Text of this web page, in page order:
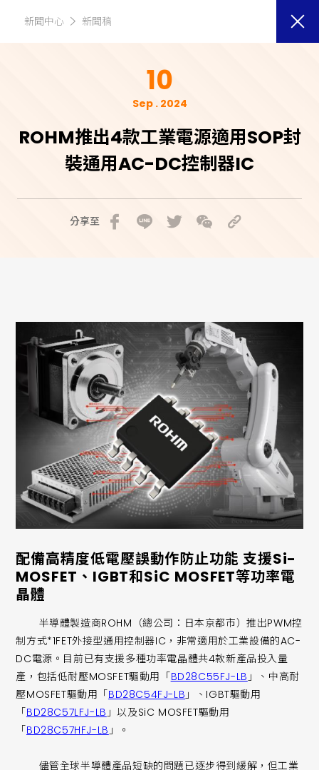
新聞中心 新聞稿
10
Sep . 2024
ROHM推出4款工業電源適用SOP封
裝通用AC-DC控制器IC
分享至
配備高精度低電壓誤動作防止功能 支援Si-
MOSFET、IGBT和SiC MOSFET等功率電
晶體
半導體製造商ROHM（總公司：日本京都市）推出PWM控
制方式*1FET外接型通用控制器IC，非常適用於工業設備的AC-
DC電源。目前已有支援多種功率電晶體共4款新產品投入量
產，包括低耐壓MOSFET驅動用「BD28C55FJ-LB」、中高耐
壓MOSFET驅動用「BD28C54FJ-LB」、IGBT驅動用
「BD28C57LFJ-LB」以及SiC MOSFET驅動用
「BD28C57HFJ-LB」。
儘管全球半導體產品短缺的問題已逐步得到緩解，但工業